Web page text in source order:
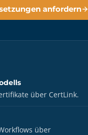
anfordern
über CertLink.
über